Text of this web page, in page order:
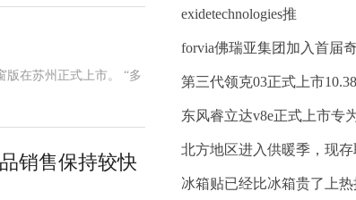
在苏州正式上市。 “多
销售保持较快
exidetechnologies推
forvia佛瑞亚集团加入首届
第三代领克03正式上市
东风睿立达v8e正式上市专
北方地区进入供暖季，现
冰箱贴已经比冰箱贵了上热